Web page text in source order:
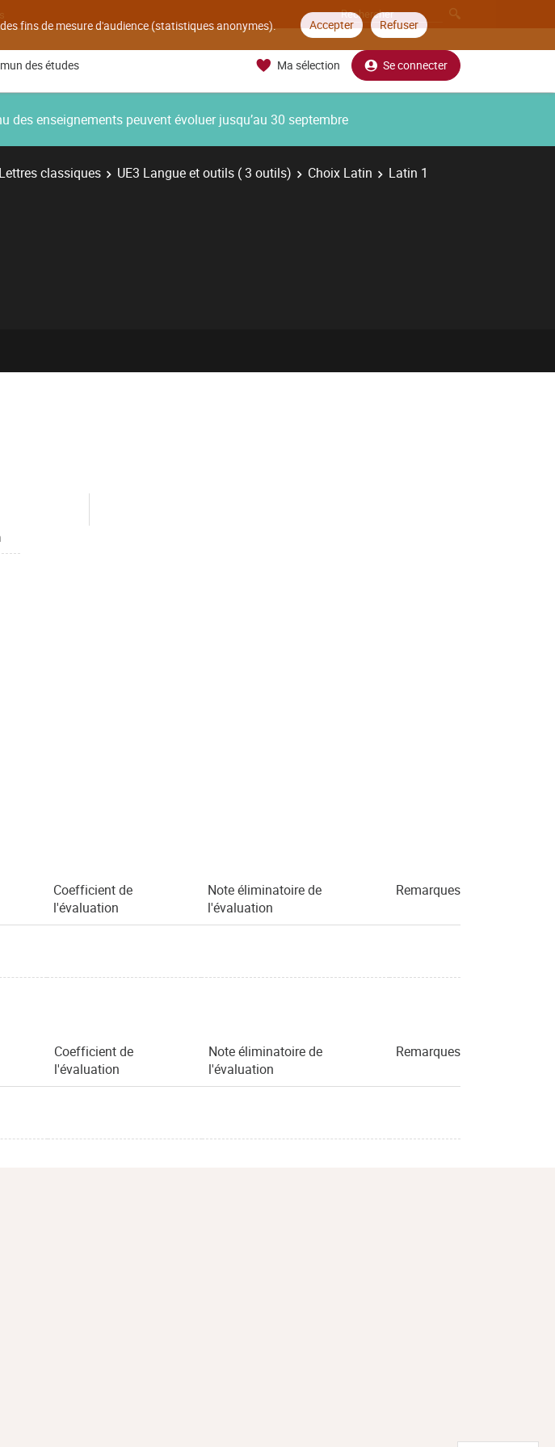
fins de mesure d'audience (statistiques anonymes). Accepter Refuser
des études Ma sélection Se connecter
enseignements peuvent évoluer jusqu’au 30 septembre
classiques UE3 Langue et outils ( 3 outils) Choix Latin Latin 1
Coefficient de
l'évaluation
Note éliminatoire de
l'évaluation
Remarques
Coefficient de
l'évaluation
Note éliminatoire de
l'évaluation
Remarques